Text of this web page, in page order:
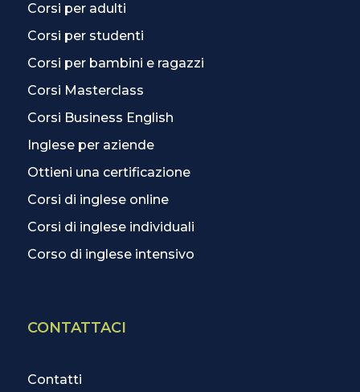
Corsi per adulti
Corsi per studenti
Corsi per bambini e ragazzi
Corsi Masterclass
Corsi Business English
Inglese per aziende
Ottieni una certificazione
Corsi di inglese online
Corsi di inglese individuali
Corso di inglese intensivo
CONTATTACI
Contatti